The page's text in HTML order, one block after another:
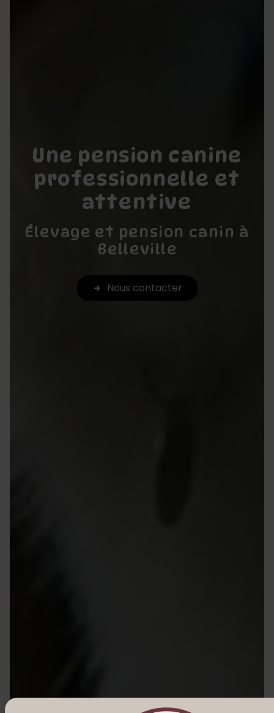
Une pension canine
professionnelle et
attentive
Élevage et pension canin à
Belleville
Nous contacter